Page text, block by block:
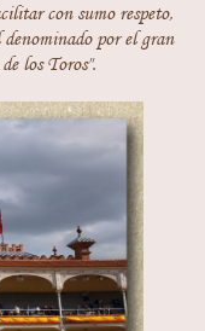
con sumo respeto,
por el gran
los Toros".